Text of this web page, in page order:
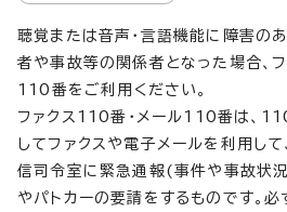
聴覚または音声・言語機能に障害の
者や事故等の関係者となった場合、
110番をご利用ください。
ファクス110番・メール110番は、
してファクスや電子メールを利用し
信司令室に緊急通報(事件や事故状
やパトカーの要請をするものです。